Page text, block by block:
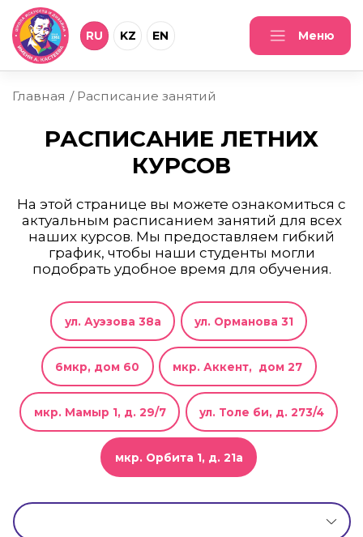
Меню
RU KZ EN
Главная Расписание занятий
РАСПИСАНИЕ ЛЕТНИХ
КУРСОВ
На этой странице вы можете ознакомиться с
актуальным расписанием занятий для всех
наших курсов. Мы предоставляем гибкий
график, чтобы наши студенты могли
подобрать удобное время для обучения.
ул. Ауэзова 38а ул. Орманова 31
6мкр, дом 60 мкр. Аккент, дом 27
мкр. Мамыр 1, д. 29/7 ул. Толе би, д. 273/4
мкр. Орбита 1, д. 21а